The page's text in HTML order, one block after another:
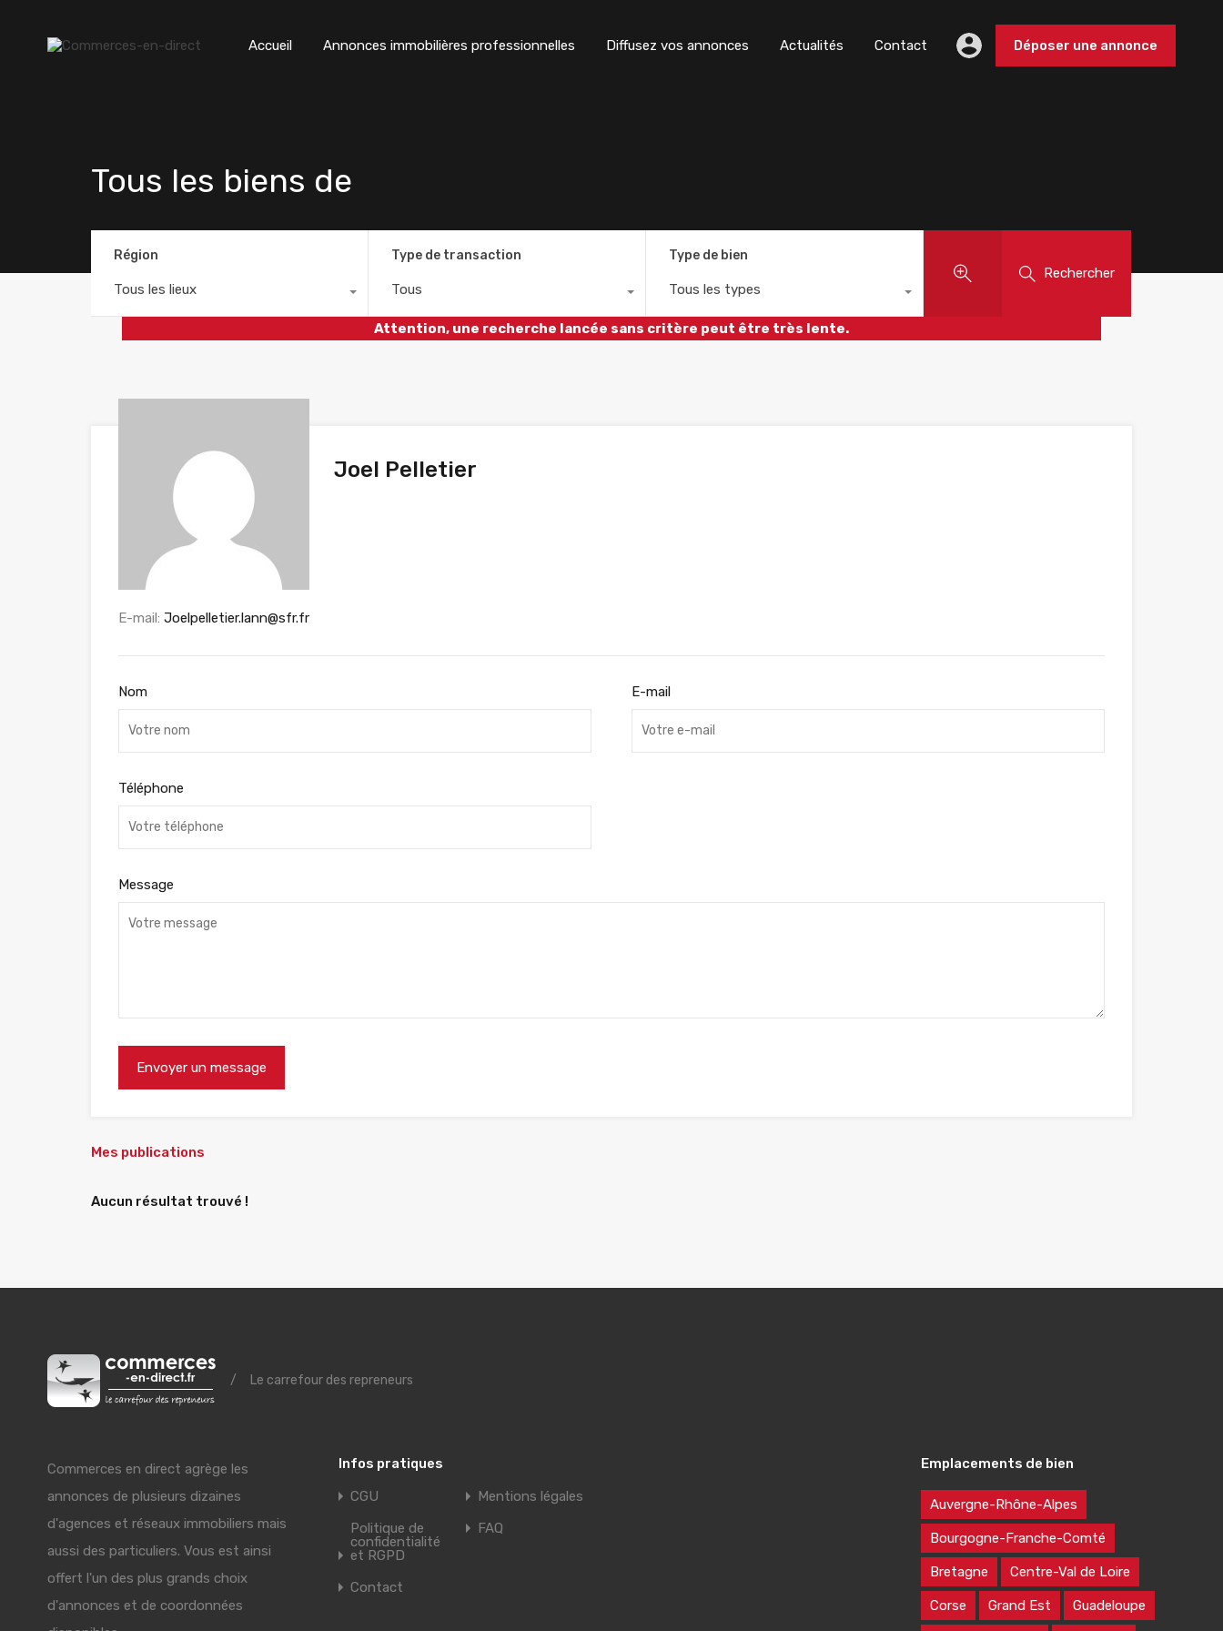
Accueil Annonces immobilières professionnelles Diffusez vos annonces Actualités Contact Déposer une annonce
Tous les biens de
Région
Tous les lieux
Type de transaction
Tous
Type de bien
Tous les types
Rechercher
Attention, une recherche lancée sans critère peut être très lente.
Joel Pelletier
E-mail: Joelpelletier.lann@sfr.fr
Nom E-mail
Téléphone
Message
Mes publications
Aucun résultat trouvé !
/ Le carrefour des repreneurs
Commerces en direct agrège les
annonces de plusieurs dizaines
d'agences et réseaux immobiliers mais
aussi des particuliers. Vous est ainsi
offert l'un des plus grands choix
d'annonces et de coordonnées
Infos pratiques
CGU
Mentions légales
Politique de
confidentialité
et RGPD
FAQ
Contact
Emplacements de bien
Auvergne-Rhône-Alpes
Bourgogne-Franche-Comté
Bretagne Centre-Val de Loire
Corse Grand Est Guadeloupe